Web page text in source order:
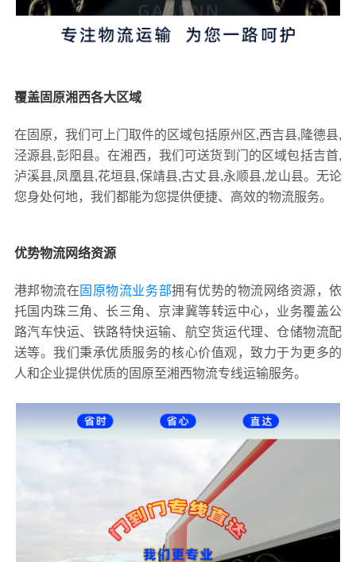
覆盖固原湘西各大区域
在固原，我们可上门取件的区域包括原州区,西吉县,隆德县,
泾源县,彭阳县。在湘西，我们可送货到门的区域包括吉首,
泸溪县,凤凰县,花垣县,保靖县,古丈县,永顺县,龙山县。无论
您身处何地，我们都能为您提供便捷、高效的物流服务。
优势物流网络资源
港邦物流在 固原物流业务部拥有优势的物流网络资源，依
托国内珠三角、长三角、京津冀等转运中心，业务覆盖公
路汽车快运、铁路特快运输、航空货运代理、仓储物流配
送等。我们秉承优质服务的核心价值观，致力于为更多的
人和企业提供优质的固原至湘西物流专线运输服务。